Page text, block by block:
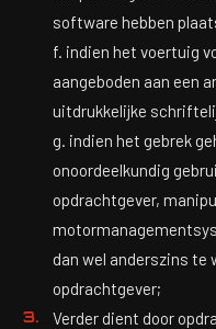
software hebben
f. indien het voertuig
aangeboden aan een
uitdrukkelijke
g. indien het gebrek
onoordeelkundig
opdrachtgever,
dan wel anderszins te
opdrachtgever;
Verder dient door